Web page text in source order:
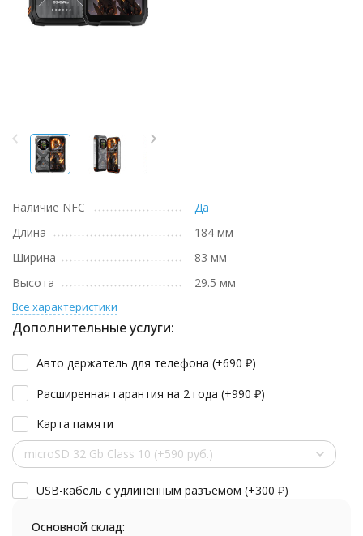
Наличие NFC
Да
Длина
184 мм
Ширина
83 мм
Высота
29.5 мм
Все характеристики
Дополнительные услуги:
Авто держатель для телефона (+690 ₽)
Расширенная гарантия на 2 года (+990 ₽)
Карта памяти
microSD 32 Gb Class 10 (+590 руб.)
USB-кабель с удлиненным разъемом (+300 ₽)
Основной склад: